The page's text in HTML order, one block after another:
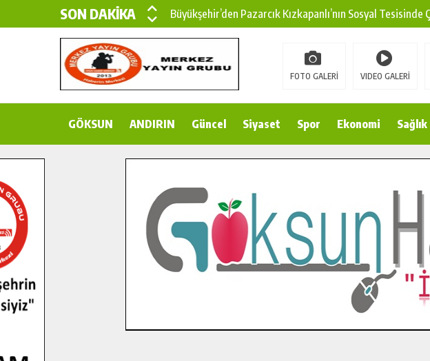
SON DAKİKA
Büyükşehir’den Pazarcık Kızkapanlı’nın Sosyal
Büyükşehir’den Pazarcık Kırsalına Modern Ulaşım Yatırımı.
Çin’den KSÜ’ye Uluslararası Başarı: Edinilen Bilgi Türk
Gençler Pusula Maraş Kampında Yeni Medya ve
İlçe Jandarma Komutanı Karakaya’dan Başkan Cüce’ye
Bertiz’in Yeni Köprüsünde Sona Doğru.
FOTO GALERİ VIDEO GALERİ
GÖKSUN ANDIRIN Güncel Siyaset Spor Ekonomi Sağlık